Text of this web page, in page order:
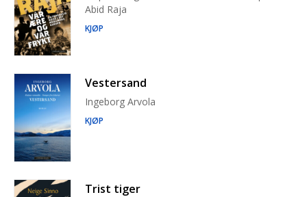
Abid Raja
KJØP
Vestersand
Ingeborg Arvola
KJØP
Trist tiger